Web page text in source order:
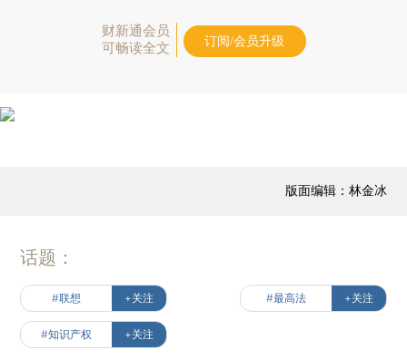
财新通会员
可畅读全文
订阅/会员升级
版面编辑：林金冰
话题：
#联想 +关注 #最高法 +关注
#知识产权 +关注